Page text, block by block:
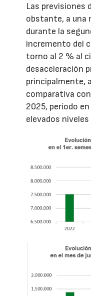
Las previsiones
obstante, a una
durante la
incremento del
torno al 2 % al
desaceleración
principalmente,
comparativa
2025, período
elevados